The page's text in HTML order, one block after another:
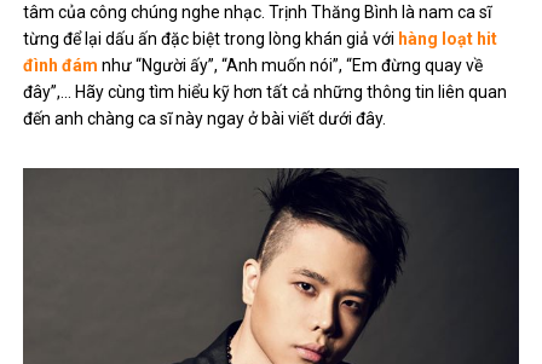
tâm của công chúng nghe nhạc. Trịnh Thăng Bình là nam ca sĩ
từng để lại dấu ấn đặc biệt trong lòng khán giả với hàng loạt hit
đình đám như “Người ấy”, “Anh muốn nói”, “Em đừng quay về
đây”,… Hãy cùng tìm hiểu kỹ hơn tất cả những thông tin liên quan
đến anh chàng ca sĩ này ngay ở bài viết dưới đây.